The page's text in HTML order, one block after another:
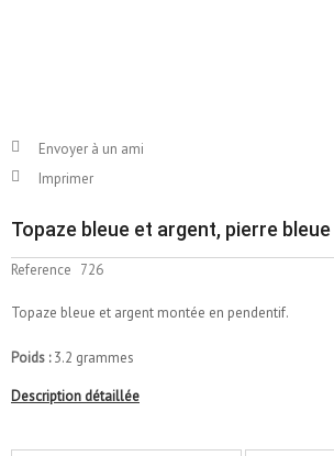
Envoyer à un ami
Imprimer
Topaze bleue et argent, pierre bleue
Reference 726
Topaze bleue et argent montée en pendentif.
Poids :3.2 grammes
Description détaillée